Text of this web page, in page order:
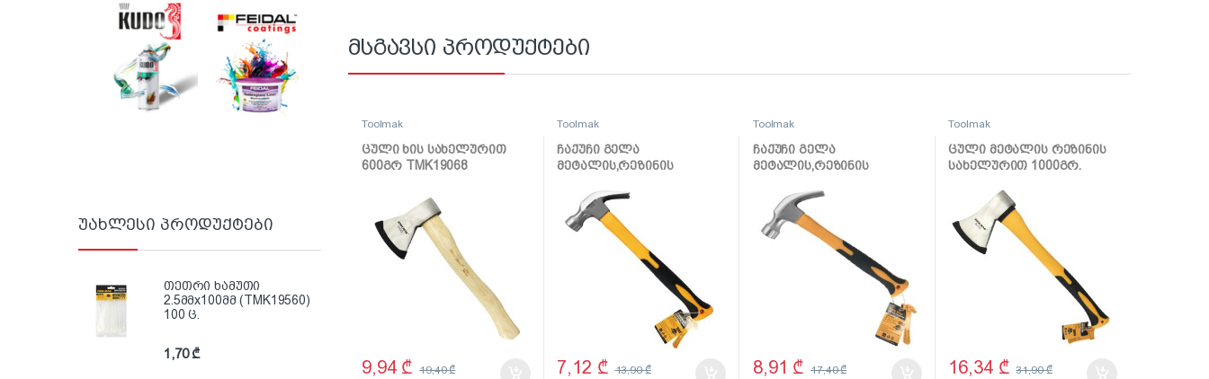
მსგავსი პროდუქტები
Toolmak
ცული ხის სახელურით
600გრ TMK19068
9,94 ₾ 19,40₾
Toolmak
ჩაქუჩი გელა
მეტალის,რეზინის
TMK19052
7,12 ₾ 13,90₾
Toolmak
ჩაქუჩი გელა
მეტალის,რეზინის
TMK19054
8,91 ₾ 17,40₾
Toolmak
ცული მეტალის რეზინის
სახელურით 1000გრ.
16,34 ₾ 31,90₾
უახლესი პროდუქტები
თეთრი ხამუთი
2.5მმx100მმ (TMK19560)
100 ც.
1,70₾